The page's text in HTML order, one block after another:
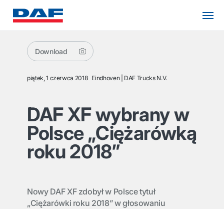
Download
piątek, 1 czerwca 2018 Eindhoven DAF Trucks N.V.
DAF XF wybrany w
Polsce „Ciężarówką
roku 2018”
Nowy DAF XF zdobył w Polsce tytuł
„Ciężarówki roku 2018” w głosowaniu